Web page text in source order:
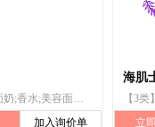
【3类】洗面奶;香水;美容面膜;口红;成套化妆品;化妆品;儿童用化妆品
加入询价单
海肌
立